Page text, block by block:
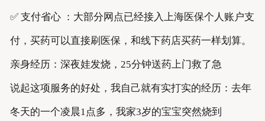
✅ 支付省心 ：大部分网点已经接入上海医保个人账户支
付，买药可以直接刷医保，和线下药店买药一样划算。
亲身经历：深夜娃发烧，25分钟送药上门救了急
说起这项服务的好处，我自己就有实打实的经历：去年
冬天的一个凌晨1点多，我家3岁的宝宝突然烧到